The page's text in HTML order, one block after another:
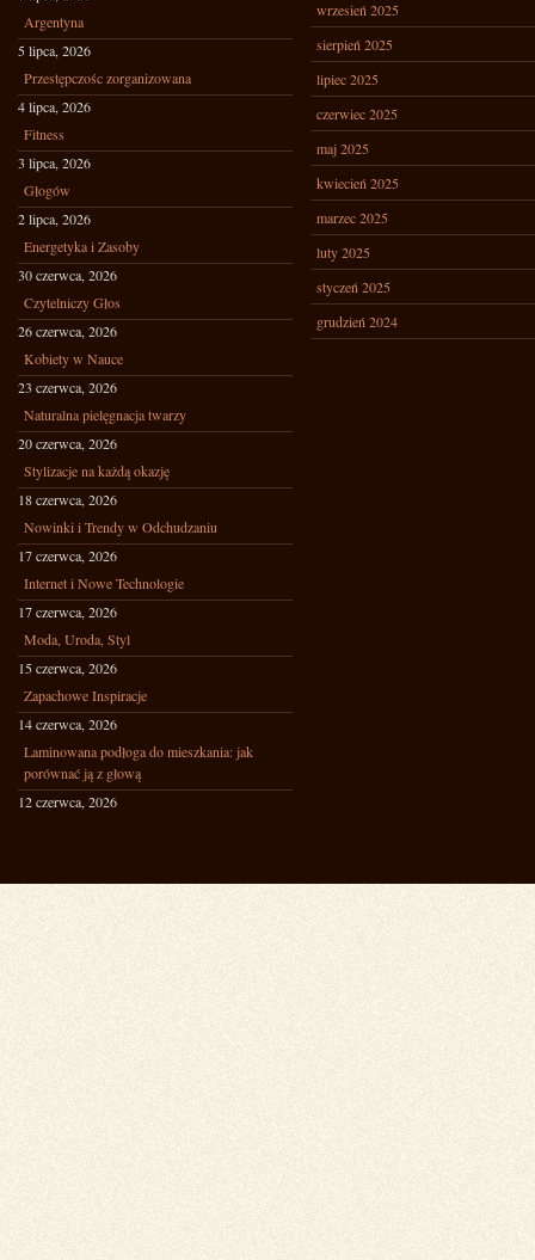
Argentyna
5 lipca, 2026
Przestępczośc zorganizowana
4 lipca, 2026
Fitness
3 lipca, 2026
Głogów
2 lipca, 2026
Energetyka i Zasoby
30 czerwca, 2026
Czytelniczy Głos
26 czerwca, 2026
Kobiety w Nauce
23 czerwca, 2026
Naturalna pielęgnacja twarzy
20 czerwca, 2026
Stylizacje na każdą okazję
18 czerwca, 2026
Nowinki i Trendy w Odchudzaniu
17 czerwca, 2026
Internet i Nowe Technologie
17 czerwca, 2026
Moda, Uroda, Styl
15 czerwca, 2026
Zapachowe Inspiracje
14 czerwca, 2026
Laminowana podłoga do mieszkania: jak
porównać ją z głową
12 czerwca, 2026
wrzesień 2025
sierpień 2025
lipiec 2025
czerwiec 2025
maj 2025
kwiecień 2025
marzec 2025
luty 2025
styczeń 2025
grudzień 2024